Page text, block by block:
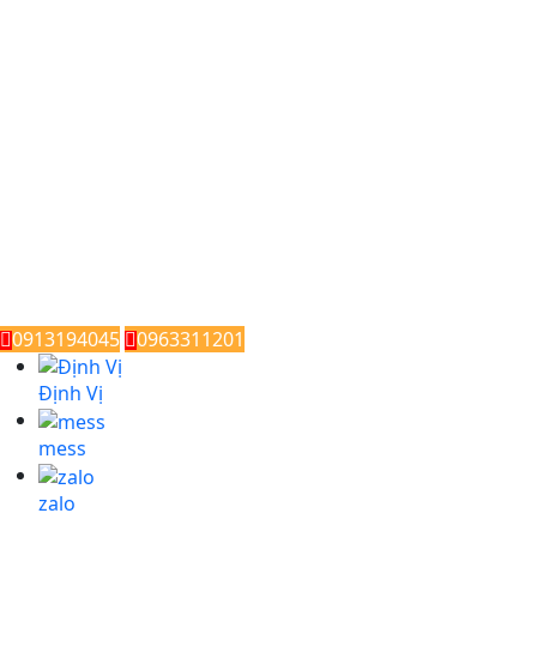
0913194045 0963311201
Định Vị
mess
zalo